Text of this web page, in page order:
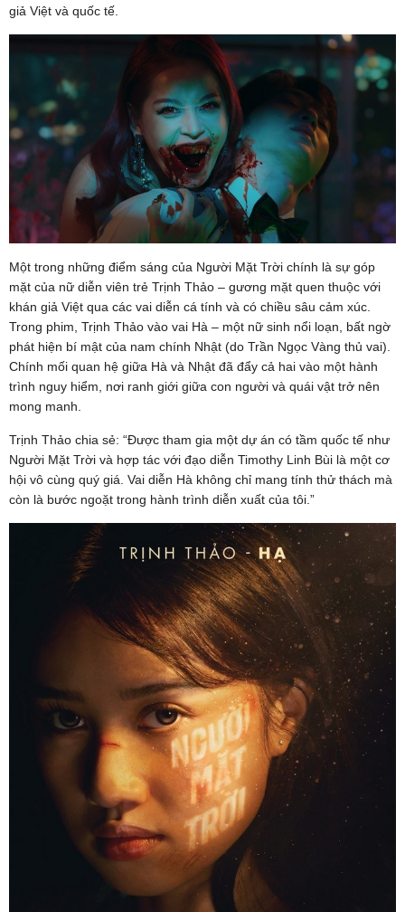
giả Việt và quốc tế.
Một trong những điểm sáng của Người Mặt Trời chính là sự góp
mặt của nữ diễn viên trẻ Trịnh Thảo – gương mặt quen thuộc với
khán giả Việt qua các vai diễn cá tính và có chiều sâu cảm xúc.
Trong phim, Trịnh Thảo vào vai Hà – một nữ sinh nổi loạn, bất ngờ
phát hiện bí mật của nam chính Nhật (do Trần Ngọc Vàng thủ vai).
Chính mối quan hệ giữa Hà và Nhật đã đẩy cả hai vào một hành
trình nguy hiểm, nơi ranh giới giữa con người và quái vật trở nên
mong manh.
Trịnh Thảo chia sẻ: “Được tham gia một dự án có tầm quốc tế như
Người Mặt Trời và hợp tác với đạo diễn Timothy Linh Bùi là một cơ
hội vô cùng quý giá. Vai diễn Hà không chỉ mang tính thử thách mà
còn là bước ngoặt trong hành trình diễn xuất của tôi.”